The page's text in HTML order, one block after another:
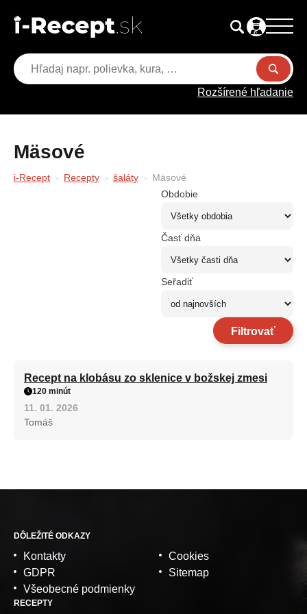
Rozšírené hľadanie
Mäsové
i-Recept Recepty šaláty
Mäsové
Obdobie
Časť dňa
Seřadiť
Filtrovať
Recept na klobásu zo sklenice v božskej zmesi
120 minút
11. 01. 2026
Tomáš
DÔLEŽITÉ ODKAZY
Kontakty
GDPR
Všeobecné podmienky
Cookies
Sitemap
RECEPTY